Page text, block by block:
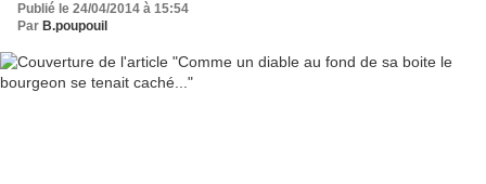
Publié le 24/04/2014 à 15:54
Par B.poupouil